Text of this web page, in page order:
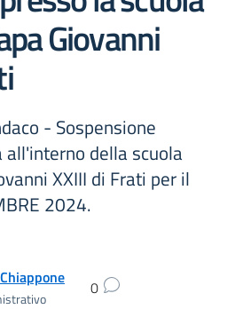
Giovanni
- Sospensione
della scuola
XXIII di Frati per il
2024.
0